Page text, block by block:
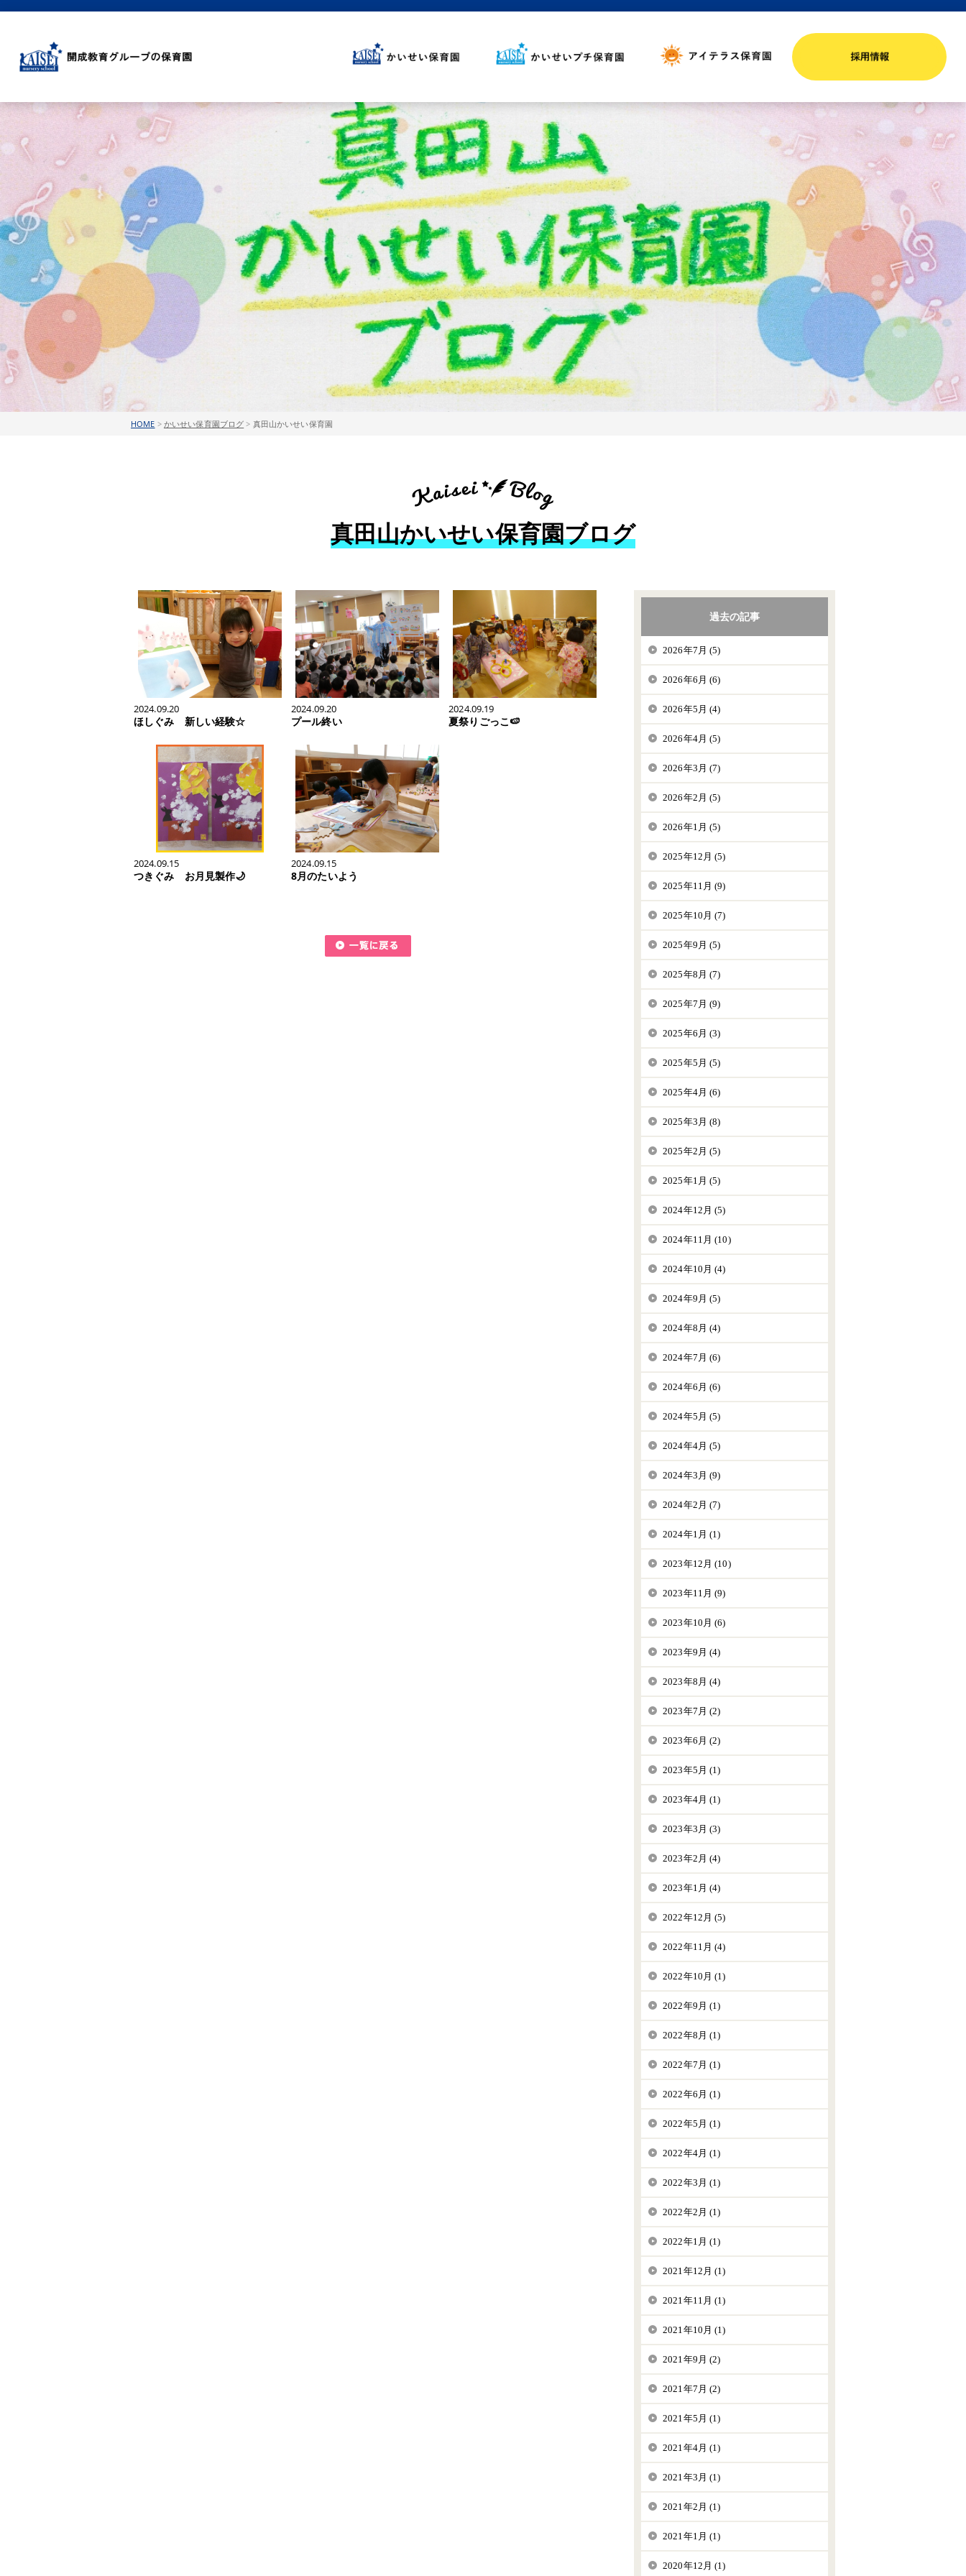
HOME > かいせい保育園ブログ > 真田山かいせい保育園
真田山かいせい保育園ブログ
2024.09.20
ほしぐみ 新しい経験☆
2024.09.20
プール終い
2024.09.19
夏祭りごっこ🍉
2024.09.15
つきぐみ お月見製作🌙
2024.09.15
8月のたいよう
過去の記事
2026年7月 (5)
2026年6月 (6)
2026年5月 (4)
2026年4月 (5)
2026年3月 (7)
2026年2月 (5)
2026年1月 (5)
2025年12月 (5)
2025年11月 (9)
2025年10月 (7)
2025年9月 (5)
2025年8月 (7)
2025年7月 (9)
2025年6月 (3)
2025年5月 (5)
2025年4月 (6)
2025年3月 (8)
2025年2月 (5)
2025年1月 (5)
2024年12月 (5)
2024年11月 (10)
2024年10月 (4)
2024年9月 (5)
2024年8月 (4)
2024年7月 (6)
2024年6月 (6)
2024年5月 (5)
2024年4月 (5)
2024年3月 (9)
2024年2月 (7)
2024年1月 (1)
2023年12月 (10)
2023年11月 (9)
2023年10月 (6)
2023年9月 (4)
2023年8月 (4)
2023年7月 (2)
2023年6月 (2)
2023年5月 (1)
2023年4月 (1)
2023年3月 (3)
2023年2月 (4)
2023年1月 (4)
2022年12月 (5)
2022年11月 (4)
2022年10月 (1)
2022年9月 (1)
2022年8月 (1)
2022年7月 (1)
2022年6月 (1)
2022年5月 (1)
2022年4月 (1)
2022年3月 (1)
2022年2月 (1)
2022年1月 (1)
2021年12月 (1)
2021年11月 (1)
2021年10月 (1)
2021年9月 (2)
2021年7月 (2)
2021年5月 (1)
2021年4月 (1)
2021年3月 (1)
2021年2月 (1)
2021年1月 (1)
2020年12月 (1)